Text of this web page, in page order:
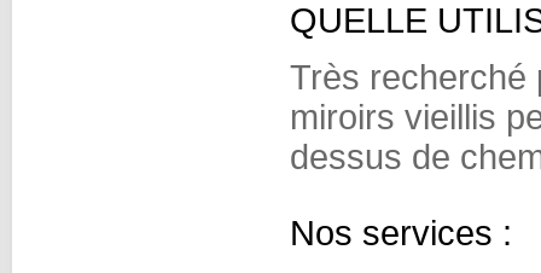
QUELLE
Très recherché
miroirs vieillis
dessus de
Nos services :